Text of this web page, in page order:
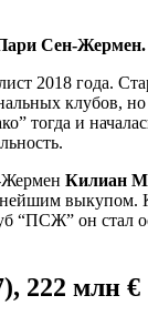
Сен-Жермен.
2018 года.
клубов, но
тогда и
Килиан
выкупом.
“ПСЖ” он стал
222 млн €